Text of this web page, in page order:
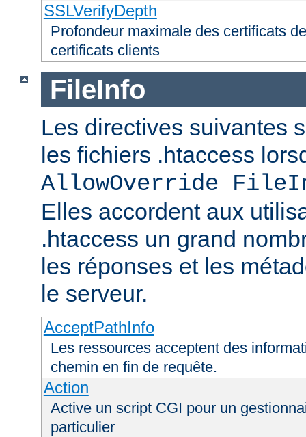
SSLVerifyDepth
Profondeur maximale des certificats
certificats clients
FileInfo
Les directives suivantes
les fichiers .htaccess
AllowOverride
Elles accordent aux
.htaccess un grand
les réponses et les
le serveur.
AcceptPathInfo
Les ressources acceptent des
chemin en fin de requête.
Action
Active un script CGI pour un
particulier